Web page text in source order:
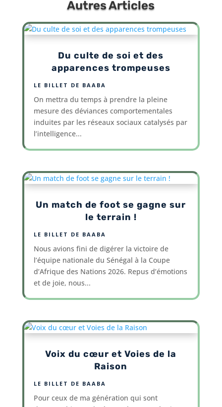
Autres Articles
Du culte de soi et des
apparences trompeuses
LE BILLET DE BAABA
On mettra du temps à prendre la pleine
mesure des déviances comportementales
induites par les réseaux sociaux catalysés par
l’intelligence...
Un match de foot se gagne sur
le terrain !
LE BILLET DE BAABA
Nous avions fini de digérer la victoire de
l’équipe nationale du Sénégal à la Coupe
d’Afrique des Nations 2026. Repus d’émotions
et de joie, nous...
Voix du cœur et Voies de la
Raison
LE BILLET DE BAABA
Pour ceux de ma génération qui sont